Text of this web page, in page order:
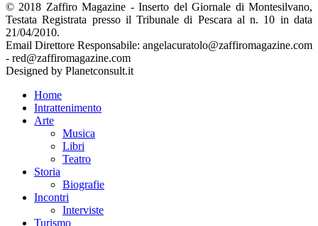
© 2018 Zaffiro Magazine - Inserto del Giornale di Montesilvano,
Testata Registrata presso il Tribunale di Pescara al n. 10 in data
21/04/2010.
Email Direttore Responsabile: angelacuratolo@zaffiromagazine.com
- red@zaffiromagazine.com
Designed by Planetconsult.it
Home
Intrattenimento
Arte
Musica
Libri
Teatro
Storia
Biografie
Incontri
Interviste
Turismo